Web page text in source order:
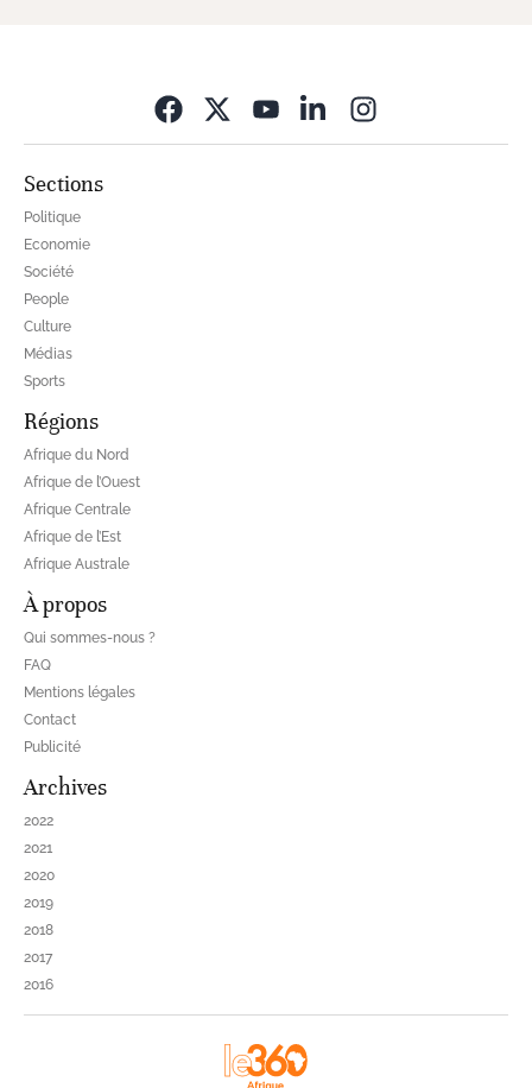
Sections
Politique
Economie
Société
People
Culture
Médias
Sports
Régions
Afrique du Nord
Afrique de l’Ouest
Afrique Centrale
Afrique de l’Est
Afrique Australe
À propos
Qui sommes-nous ?
FAQ
Mentions légales
Contact
Publicité
Archives
2022
2021
2020
2019
2018
2017
2016